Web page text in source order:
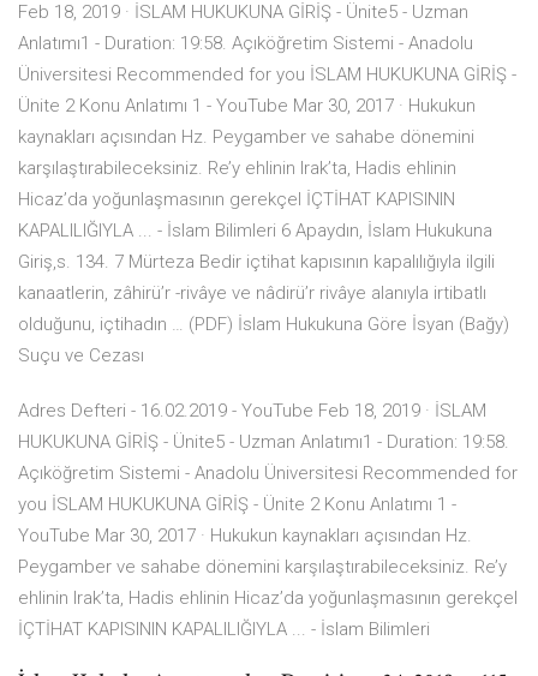
Feb 18, 2019 · İSLAM HUKUKUNA GİRİŞ - Ünite5 - Uzman
Anlatımı1 - Duration: 19:58. Açıköğretim Sistemi - Anadolu
Üniversitesi Recommended for you İSLAM HUKUKUNA GİRİŞ -
Ünite 2 Konu Anlatımı 1 - YouTube Mar 30, 2017 · Hukukun
kaynakları açısından Hz. Peygamber ve sahabe dönemini
karşılaştırabileceksiniz. Re’y ehlinin Irak’ta, Hadis ehlinin
Hicaz’da yoğunlaşmasının gerekçel İÇTİHAT KAPISININ
KAPALILIĞIYLA ... - İslam Bilimleri 6 Apaydın, İslam Hukukuna
Giriş,s. 134. 7 Mürteza Bedir içtihat kapısının kapalılığıyla ilgili
kanaatlerin, zâhirü’r -rivâye ve nâdirü’r rivâye alanıyla irtibatlı
olduğunu, içtihadın … (PDF) İslam Hukukuna Göre İsyan (Bağy)
Suçu ve Cezası
Adres Defteri - 16.02.2019 - YouTube Feb 18, 2019 · İSLAM
HUKUKUNA GİRİŞ - Ünite5 - Uzman Anlatımı1 - Duration: 19:58.
Açıköğretim Sistemi - Anadolu Üniversitesi Recommended for
you İSLAM HUKUKUNA GİRİŞ - Ünite 2 Konu Anlatımı 1 -
YouTube Mar 30, 2017 · Hukukun kaynakları açısından Hz.
Peygamber ve sahabe dönemini karşılaştırabileceksiniz. Re’y
ehlinin Irak’ta, Hadis ehlinin Hicaz’da yoğunlaşmasının gerekçel
İÇTİHAT KAPISININ KAPALILIĞIYLA ... - İslam Bilimleri